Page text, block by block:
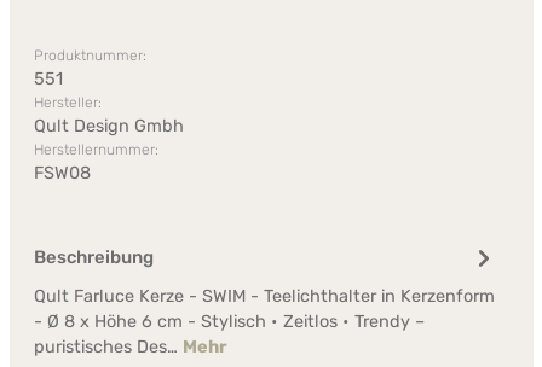
Produktnummer:
551
Hersteller:
Qult Design Gmbh
Herstellernummer:
FSW08
Beschreibung
Qult Farluce Kerze - SWIM - Teelichthalter in Kerzenform
- Ø 8 x Höhe 6 cm - Stylisch • Zeitlos • Trendy –
puristisches Des… Mehr